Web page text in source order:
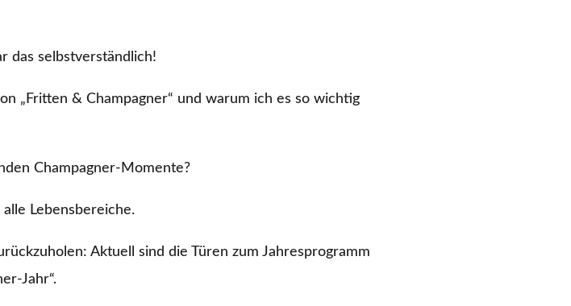
das selbstverständlich!
„Fritten & Champagner“ und warum ich es so wichtig
Champagner-Momente?
Lebensbereiche.
Aktuell sind die Türen zum Jahresprogramm
Jahr“.